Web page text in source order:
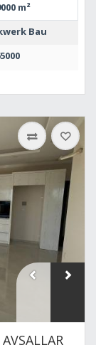
m²
Bau